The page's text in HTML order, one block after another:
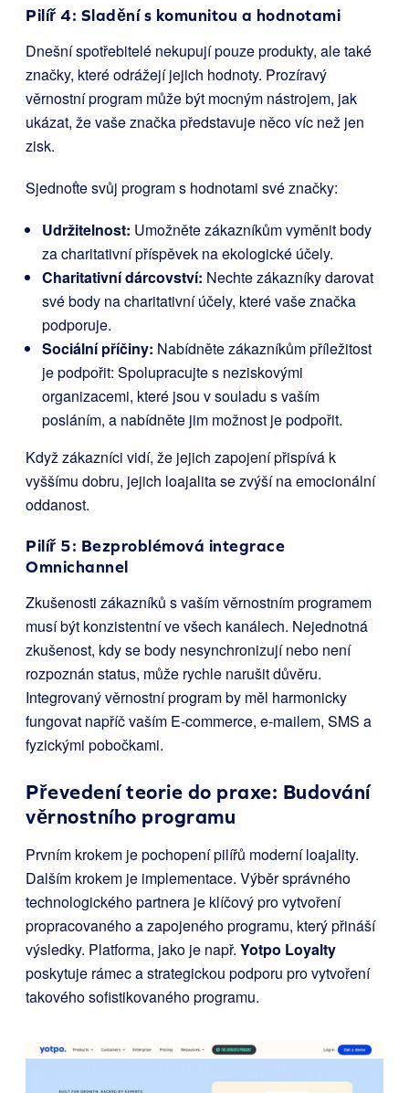
Pilíř 4: Sladění s komunitou a hodnotami
Dnešní spotřebitelé nekupují pouze produkty, ale také
značky, které odrážejí jejich hodnoty. Prozíravý
věrnostní program může být mocným nástrojem, jak
ukázat, že vaše značka představuje něco víc než jen
zisk.
Sjednoťte svůj program s hodnotami své značky:
Udržitelnost: Umožněte zákazníkům vyměnit body
za charitativní příspěvek na ekologické účely.
Charitativní dárcovství: Nechte zákazníky darovat
své body na charitativní účely, které vaše značka
podporuje.
Sociální příčiny: Nabídněte zákazníkům příležitost
je podpořit: Spolupracujte s neziskovými
organizacemi, které jsou v souladu s vaším
posláním, a nabídněte jim možnost je podpořit.
Když zákazníci vidí, že jejich zapojení přispívá k
vyššímu dobru, jejich loajalita se zvýší na emocionální
oddanost.
Pilíř 5: Bezproblémová integrace
Omnichannel
Zkušenosti zákazníků s vaším věrnostním programem
musí být konzistentní ve všech kanálech. Nejednotná
zkušenost, kdy se body nesynchronizují nebo není
rozpoznán status, může rychle narušit důvěru.
Integrovaný věrnostní program by měl harmonicky
fungovat napříč vaším E-commerce, e-mailem, SMS a
fyzickými pobočkami.
Převedení teorie do praxe: Budování
věrnostního programu
Prvním krokem je pochopení pilířů moderní loajality.
Dalším krokem je implementace. Výběr správného
technologického partnera je klíčový pro vytvoření
propracovaného a zapojeného programu, který přináší
výsledky. Platforma, jako je např. Yotpo Loyalty
poskytuje rámec a strategickou podporu pro vytvoření
takového sofistikovaného programu.